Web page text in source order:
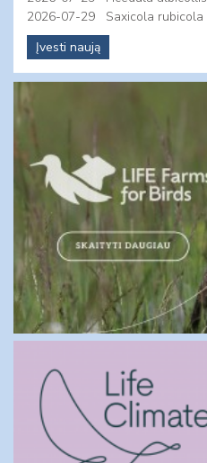
2026-07-29
Saxicola rubicola
Įvesti naują